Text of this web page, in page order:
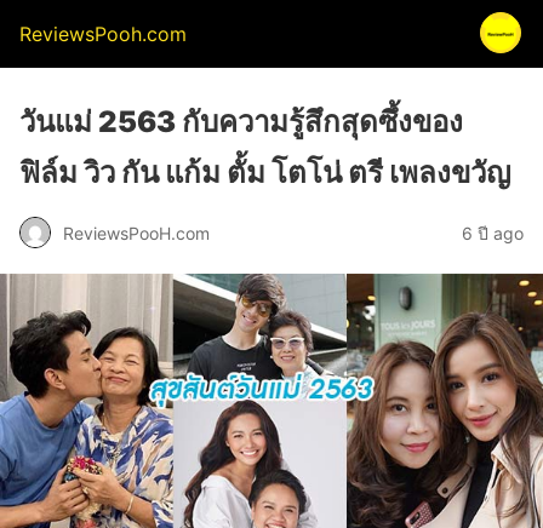
ReviewsPooh.com
วันแม่ 2563 กับความรู้สึกสุดซึ้งของ
ฟิล์ม วิว กัน แก้ม ตั้ม โตโน่ ตรี เพลงขวัญ
ReviewsPooH.com 6 ปี ago